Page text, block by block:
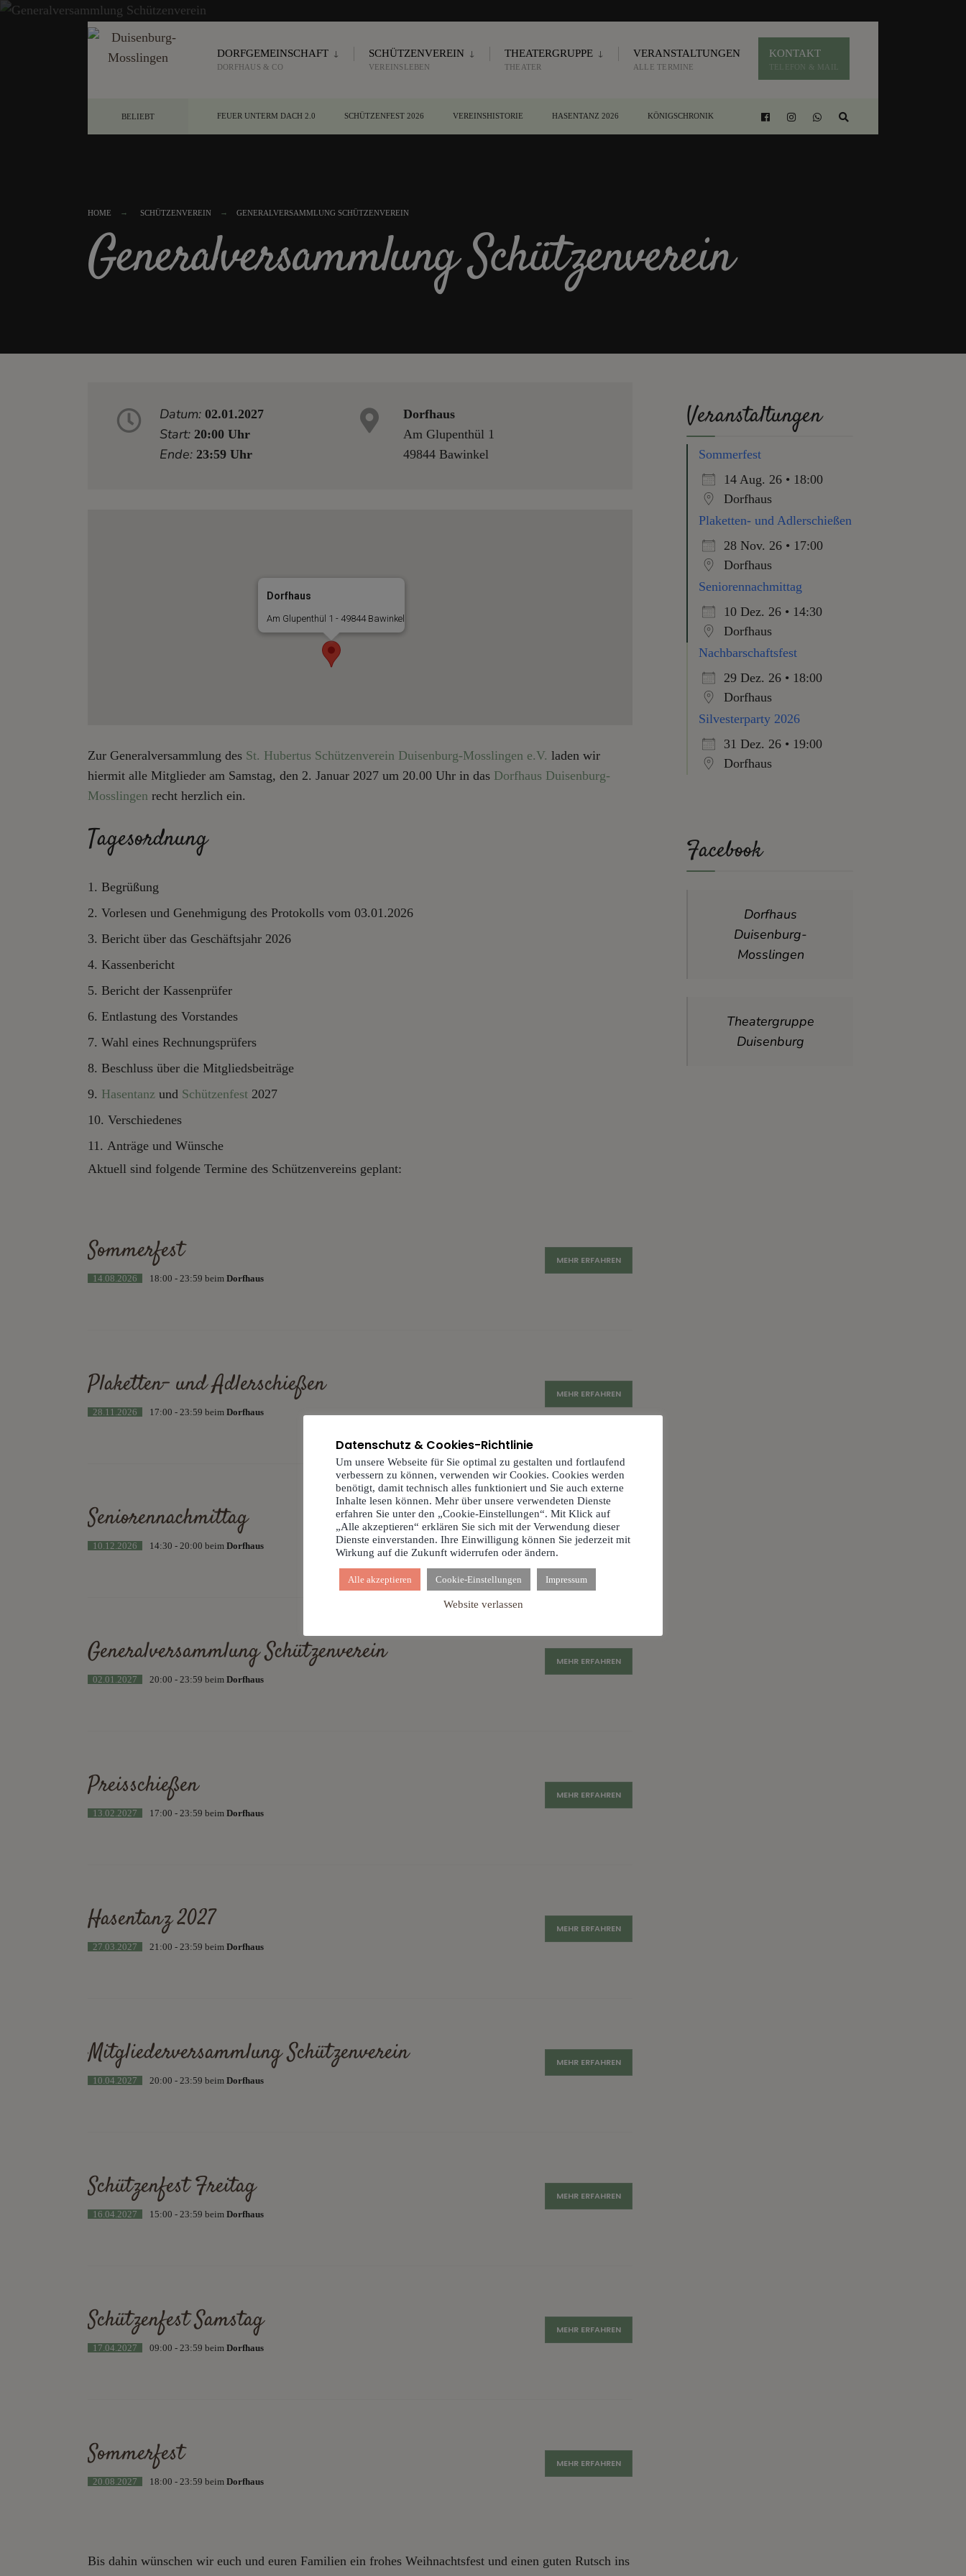
DORFGEMEINSCHAFT
DORFHAUS & CO
SCHÜTZENVEREIN
VEREINSLEBEN
THEATERGRUPPE
THEATER
VERANSTALTUNGEN
ALLE TERMINE
KONTAKT
TELEFON & MAIL
BELIEBT FEUER UNTERM DACH 2.0 SCHÜTZENFEST 2026 VEREINSHISTORIE HASENTANZ 2026 KÖNIGSCHRONIK
HOME SCHÜTZENVEREIN GENERALVERSAMMLUNG SCHÜTZENVEREIN
Generalversammlung Schützenverein
Datum: 02.01.2027
Start: 20:00 Uhr
Ende: 23:59 Uhr
Dorfhaus
Am Glupenthül 1
49844 Bawinkel
Dorfhaus
Am Glupenthül 1 - 49844 Bawinkel
Zur Generalversammlung des St. Hubertus Schützenverein Duisenburg-Mosslingen e.V. laden wir
hiermit alle Mitglieder am Samstag, den 2. Januar 2027 um 20.00 Uhr in das Dorfhaus Duisenburg-
Mosslingen recht herzlich ein.
Tagesordnung
Begrüßung
Vorlesen und Genehmigung des Protokolls vom 03.01.2026
Bericht über das Geschäftsjahr 2026
Kassenbericht
Bericht der Kassenprüfer
Entlastung des Vorstandes
Wahl eines Rechnungsprüfers
Beschluss über die Mitgliedsbeiträge
Hasentanz und Schützenfest 2027
Verschiedenes
Anträge und Wünsche
Aktuell sind folgende Termine des Schützenvereins geplant:
MEHR ERFAHREN
Sommerfest
14.08.2026 18:00 - 23:59 beim Dorfhaus
MEHR ERFAHREN
Plaketten- und Adlerschießen
28.11.2026 17:00 - 23:59 beim Dorfhaus
MEHR ERFAHREN
Seniorennachmittag
10.12.2026 14:30 - 20:00 beim Dorfhaus
MEHR ERFAHREN
Generalversammlung Schützenverein
02.01.2027 20:00 - 23:59 beim Dorfhaus
MEHR ERFAHREN
Preisschießen
13.02.2027 17:00 - 23:59 beim Dorfhaus
MEHR ERFAHREN
Hasentanz 2027
27.03.2027 21:00 - 23:59 beim Dorfhaus
MEHR ERFAHREN
Mitgliederversammlung Schützenverein
10.04.2027 20:00 - 23:59 beim Dorfhaus
MEHR ERFAHREN
Schützenfest Freitag
16.04.2027 15:00 - 23:59 beim Dorfhaus
MEHR ERFAHREN
Schützenfest Samstag
17.04.2027 09:00 - 23:59 beim Dorfhaus
MEHR ERFAHREN
Sommerfest
20.08.2027 18:00 - 23:59 beim Dorfhaus
Bis dahin wünschen wir euch und euren Familien ein frohes Weihnachtsfest und einen guten Rutsch ins
Veranstaltungen
Sommerfest
14 Aug. 26 • 18:00
Dorfhaus
Plaketten- und Adlerschießen
28 Nov. 26 • 17:00
Dorfhaus
Seniorennachmittag
10 Dez. 26 • 14:30
Dorfhaus
Nachbarschaftsfest
29 Dez. 26 • 18:00
Dorfhaus
Silvesterparty 2026
31 Dez. 26 • 19:00
Dorfhaus
Facebook
Dorfhaus
Duisenburg-
Mosslingen
Theatergruppe
Duisenburg
Datenschutz & Cookies-Richtlinie
Um unsere Webseite für Sie optimal zu gestalten und fortlaufend
verbessern zu können, verwenden wir Cookies. Cookies werden
benötigt, damit technisch alles funktioniert und Sie auch externe
Inhalte lesen können. Mehr über unsere verwendeten Dienste
erfahren Sie unter den „Cookie-Einstellungen“. Mit Klick auf
„Alle akzeptieren“ erklären Sie sich mit der Verwendung dieser
Dienste einverstanden. Ihre Einwilligung können Sie jederzeit mit
Wirkung auf die Zukunft widerrufen oder ändern.
Alle akzeptieren Cookie-Einstellungen Impressum
Website verlassen